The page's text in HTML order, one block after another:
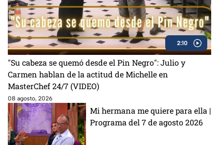
2:10
"Su cabeza se quemó desde el Pin Negro": Julio y
Carmen hablan de la actitud de Michelle en
MasterChef 24/7 (VIDEO)
08 agosto, 2026
Mi hermana me quiere para ella |
Programa del 7 de agosto 2026